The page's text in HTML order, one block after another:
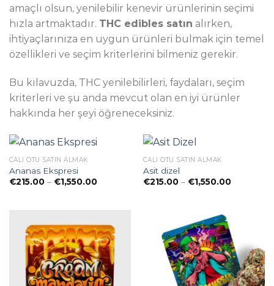
amaçlı olsun, yenilebilir kenevir ürünlerinin seçimi
hızla artmaktadır. THC edibles satın alırken,
ihtiyaçlarınıza en uygun ürünleri bulmak için temel
özellikleri ve seçim kriterlerini bilmeniz gerekir.
Bu kılavuzda, THC yenilebilirleri, faydaları, seçim
kriterleri ve şu anda mevcut olan en iyi ürünler
hakkında her şeyi öğreneceksiniz.
CALI OTU SATIN ALMAK
Ananas Ekspresi
€215.00 – €1,550.00Preisspanne:
CALI OTU SATIN ALMAK
Asit dizel
€215.00 – €1,550.00